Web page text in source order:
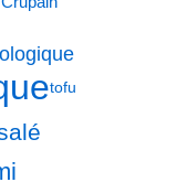
tofu